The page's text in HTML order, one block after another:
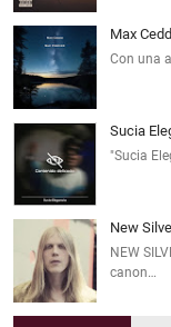
Max
Con una
Sucia
"Sucia
New
NEW
canon…